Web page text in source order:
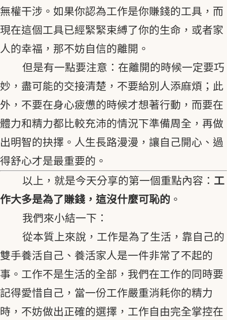
無權干涉。如果你認為工作是你賺錢的工具，而
現在這個工具已經緊緊束縛了你的生命，或者家
人的幸福，那不妨自信的離開。
但是有一點要注意：在離開的時候一定要巧
妙，盡可能的交接清楚，不要給別人添麻煩；此
外，不要在身心疲憊的時候才想著行動，而要在
體力和精力都比較充沛的情況下準備周全，再做
出明智的抉擇。人生長路漫漫，讓自己開心、過
得舒心才是最重要的。
以上，就是今天分享的第一個重點內容： 工
作大多是為了賺錢，這沒什麼可恥的 。
我們來小結一下：
從本質上來說，工作是為了生活，靠自己的
雙手養活自己、養活家人是一件非常了不起的
事。工作不是生活的全部，我們在工作的同時要
記得愛惜自己，當一份工作嚴重消耗你的精力
時，不妨做出正確的選擇，工作自由完全掌控在